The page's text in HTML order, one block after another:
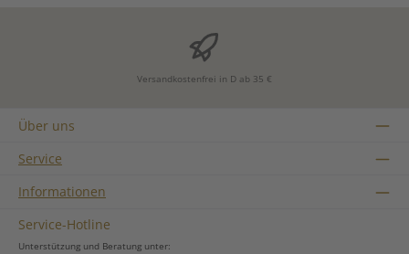
Versandkostenfrei in D ab 35 €
Über uns
Service
Informationen
Service-Hotline
Unterstützung und Beratung unter: